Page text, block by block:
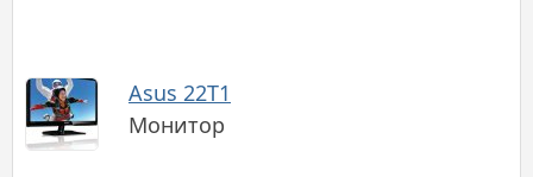
Asus 22T1
Монитор